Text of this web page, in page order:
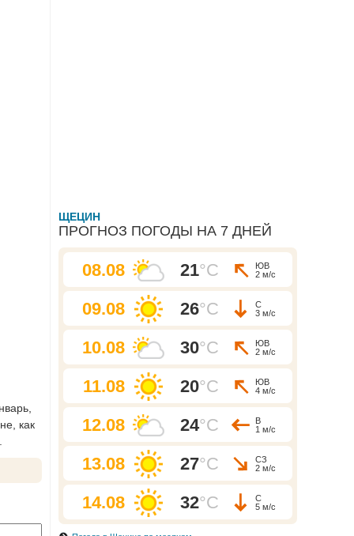
как
ЩЕЦИН
ПРОГНОЗ ПОГОДЫ НА 7 ДНЕЙ
08.08 21°C
ЮВ
2 м/с
09.08 26°C
С
3 м/с
10.08 30°C
ЮВ
2 м/с
11.08 20°C
ЮВ
4 м/с
12.08 24°C
В
1 м/с
13.08 27°C
СЗ
2 м/с
14.08 32°C
С
5 м/с